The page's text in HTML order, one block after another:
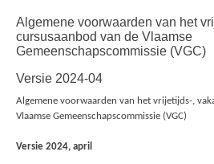
Algemene voorwaarden van het
cursusaanbod van de Vlaamse
Gemeenschapscommissie (VGC)
Versie 2024-04
Algemene voorwaarden van het vrijetijds-,
Vlaamse Gemeenschapscommissie (VGC)
Versie 2024, april